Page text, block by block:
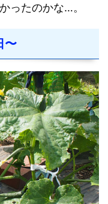
ったのかな…。
〜